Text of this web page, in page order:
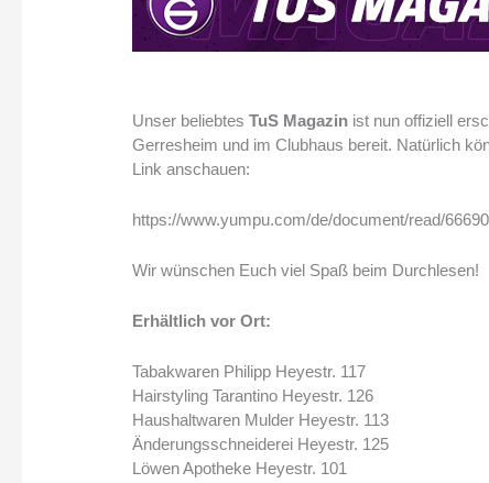
Unser beliebtesTuS Magazin ist nun offiziell
Gerresheim und im Clubhaus bereit. Natürlich
Link anschauen:
https://www.yumpu.com/de/document/read/
Wir wünschen Euch viel Spaß beim Durchlesen!
Erhältlich vor Ort:
Tabakwaren Philipp Heyestr. 117
Hairstyling Tarantino Heyestr. 126
Haushaltwaren Mulder Heyestr. 113
Änderungsschneiderei Heyestr. 125
Löwen Apotheke Heyestr. 101